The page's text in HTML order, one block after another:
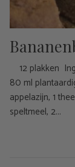
12 plakken
80 ml
appelazijn, 1
speltmeel, 2...